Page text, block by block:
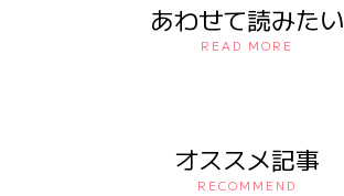
あわせて読みたい
READ MORE
オススメ記事
RECOMMEND